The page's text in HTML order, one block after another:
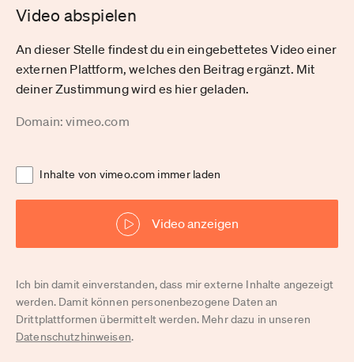
Video abspielen
An dieser Stelle findest du ein eingebettetes Video einer
externen Plattform, welches den Beitrag ergänzt. Mit
deiner Zustimmung wird es hier geladen.
Domain: vimeo.com
Inhalte von vimeo.com immer laden
Video anzeigen
Ich bin damit einverstanden, dass mir externe Inhalte angezeigt
werden. Damit können personenbezogene Daten an
Drittplattformen übermittelt werden. Mehr dazu in unseren
Datenschutzhinweisen.